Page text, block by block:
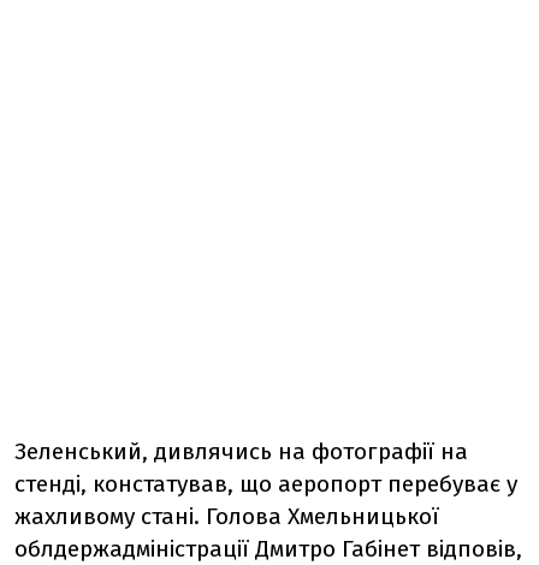
Зеленський, дивлячись на фотографії на
стенді, констатував, що аеропорт перебуває у
жахливому стані. Голова Хмельницької
облдержадміністрації Дмитро Габінет відповів,